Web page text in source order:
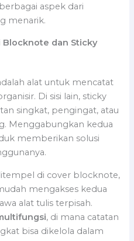
aspek dari
menarik.
Blocknote dan Sticky
alat untuk mencatat
Di sisi lain, sticky
singkat, pengingat, atau
Menggabungkan kedua
memberikan solusi
di cover blocknote,
mengakses kedua
alat tulis terpisah.
, di mana catatan
bisa dikelola dalam